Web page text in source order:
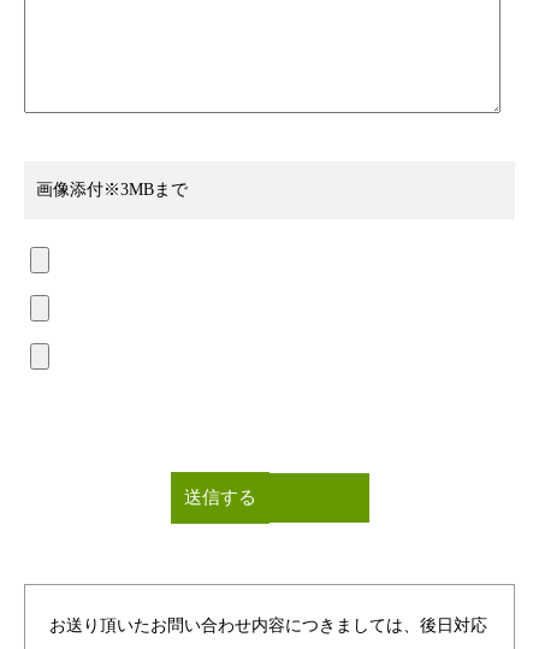
画像添付※3MBまで
お送り頂いたお問い合わせ内容につきましては、後日対応